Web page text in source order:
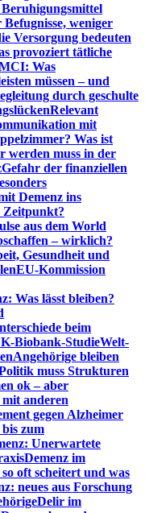
weniger
Versorgung bedeuten
provoziert tätliche
Was
müssen – und
durch geschulte
Relevant
mit
Was ist
werden muss in der
Gefahr der finanziellen
Demenz ins
Zeitpunkt?
aus dem World
– wirklich?
Gesundheit und
EU-Kommission
Was lässt bleiben?
beim
Biobank-StudieWelt-
Angehörige bleiben
muss Strukturen
ok – aber
mit anderen
gegen Alzheimer
zum
Unerwartete
Demenz im
oft scheitert und was
neues aus Forschung
Delir im